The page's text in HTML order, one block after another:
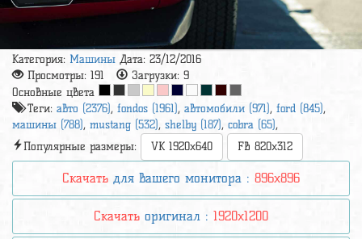
Категория: Машины Дата: 23/12/2016
Просмотры: 191 Загрузки: 9
Основные цвета
Теги: авто (2376), fondos (1961), автомобили (971), ford (845),
машины (788), mustang (532), shelby (187), cobra (65),
Популярные размеры:
VK 1920x640 FB 820x312
Скачать для вашего монитора : 896x896
Скачать оригинал : 1920x1200